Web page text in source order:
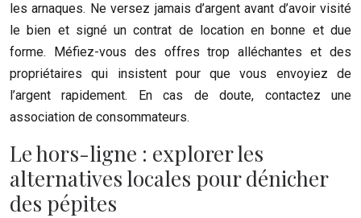
les arnaques. Ne versez jamais d’argent avant d’avoir visité
le bien et signé un contrat de location en bonne et due
forme. Méfiez-vous des offres trop alléchantes et des
propriétaires qui insistent pour que vous envoyiez de
l’argent rapidement. En cas de doute, contactez une
association de consommateurs.
Le hors-ligne : explorer les
alternatives locales pour dénicher
des pépites